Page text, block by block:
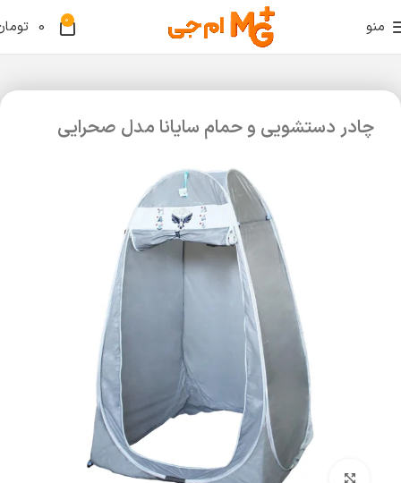
منو 0
0
چادر دستشویی و حمام سایانا مدل صحرایی
بزرگنمایی تصویر